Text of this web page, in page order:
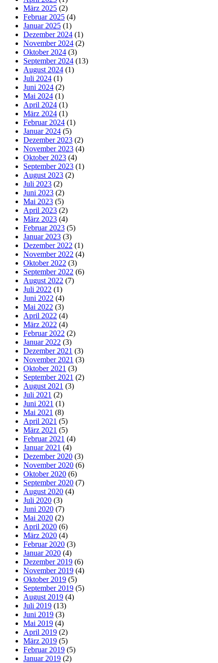
März 2025 (2)
Februar 2025 (4)
Januar 2025 (1)
Dezember 2024 (1)
November 2024 (2)
Oktober 2024 (3)
September 2024 (13)
August 2024 (1)
Juli 2024 (1)
Juni 2024 (2)
Mai 2024 (1)
April 2024 (1)
März 2024 (1)
Februar 2024 (1)
Januar 2024 (5)
Dezember 2023 (2)
November 2023 (4)
Oktober 2023 (4)
September 2023 (1)
August 2023 (2)
Juli 2023 (2)
Juni 2023 (2)
Mai 2023 (5)
April 2023 (2)
März 2023 (4)
Februar 2023 (5)
Januar 2023 (3)
Dezember 2022 (1)
November 2022 (4)
Oktober 2022 (3)
September 2022 (6)
August 2022 (7)
Juli 2022 (1)
Juni 2022 (4)
Mai 2022 (3)
April 2022 (4)
März 2022 (4)
Februar 2022 (2)
Januar 2022 (3)
Dezember 2021 (3)
November 2021 (3)
Oktober 2021 (3)
September 2021 (2)
August 2021 (3)
Juli 2021 (2)
Juni 2021 (1)
Mai 2021 (8)
April 2021 (5)
März 2021 (5)
Februar 2021 (4)
Januar 2021 (4)
Dezember 2020 (3)
November 2020 (6)
Oktober 2020 (6)
September 2020 (7)
August 2020 (4)
Juli 2020 (3)
Juni 2020 (7)
Mai 2020 (2)
April 2020 (6)
März 2020 (4)
Februar 2020 (3)
Januar 2020 (4)
Dezember 2019 (6)
November 2019 (4)
Oktober 2019 (5)
September 2019 (5)
August 2019 (4)
Juli 2019 (13)
Juni 2019 (3)
Mai 2019 (4)
April 2019 (2)
März 2019 (5)
Februar 2019 (5)
Januar 2019 (2)